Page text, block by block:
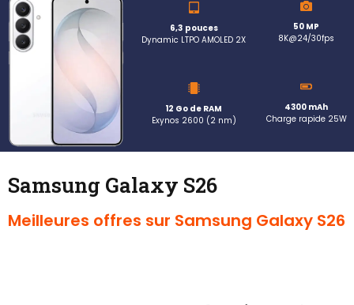
6,3 pouces
Dynamic LTPO AMOLED 2X
50 MP
8K@24/30fps
12 Go de RAM
Exynos 2600 (2 nm)
4300 mAh
Charge rapide 25W
Samsung Galaxy S26
Meilleures offres sur Samsung Galaxy S26